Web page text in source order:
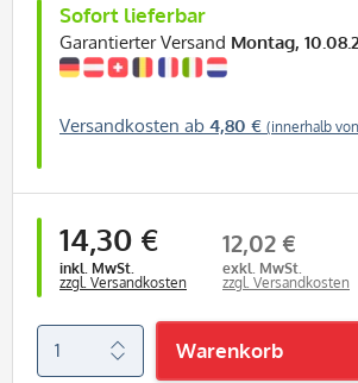
Sofort lieferbar
Garantierter Versand Montag,
Versandkosten ab 4,80 € (innerhalb
14,30 €
inkl. MwSt.
zzgl. Versandkosten
12,02 €
exkl. MwSt.
zzgl. Versandkosten
Warenkorb